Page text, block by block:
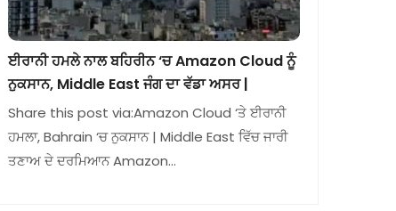
ਈਰਾਨੀ ਹਮਲੇ ਨਾਲ ਬਹਿਰੀਨ ‘ਚ Amazon Cloud ਨੂੰ
ਨੁਕਸਾਨ, Middle East ਜੰਗ ਦਾ ਵੱਡਾ ਅਸਰ |
Share this post via:Amazon Cloud ‘ਤੇ ਈਰਾਨੀ
ਹਮਲਾ, Bahrain ‘ਚ ਨੁਕਸਾਨ | Middle East ਵਿੱਚ ਜਾਰੀ
ਤਣਾਅ ਦੇ ਦਰਮਿਆਨ Amazon…